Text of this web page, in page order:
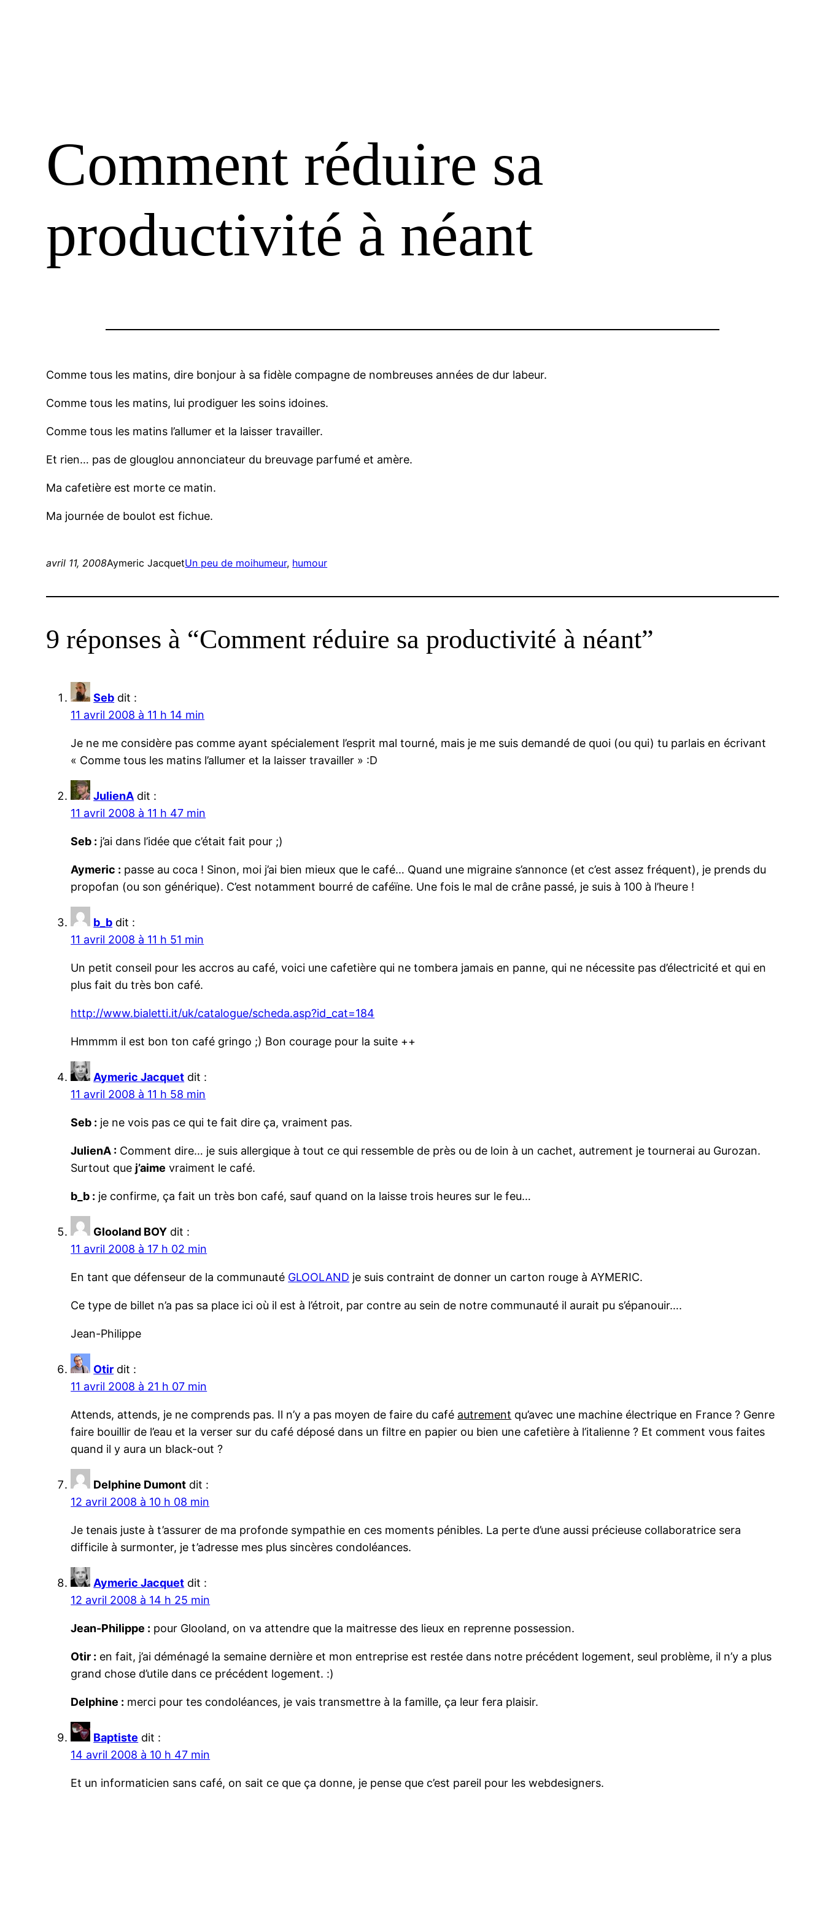
Comment réduire sa
productivité à néant
Comme tous les matins, dire bonjour à sa fidèle compagne de nombreuses années de dur labeur.
Comme tous les matins, lui prodiguer les soins idoines.
Comme tous les matins l’allumer et la laisser travailler.
Et rien… pas de glouglou annonciateur du breuvage parfumé et amère.
Ma cafetière est morte ce matin.
Ma journée de boulot est fichue.
avril 11, 2008Aymeric JacquetUn peu de moihumeur, humour
9 réponses à “Comment réduire sa productivité à néant”
Seb dit :
11 avril 2008 à 11 h 14 min
Je ne me considère pas comme ayant spécialement l’esprit mal tourné, mais je me suis demandé de quoi (ou qui) tu parlais en écrivant
« Comme tous les matins l’allumer et la laisser travailler » :D
JulienA dit :
11 avril 2008 à 11 h 47 min
Seb : j’ai dans l’idée que c’était fait pour ;)
Aymeric : passe au coca ! Sinon, moi j’ai bien mieux que le café… Quand une migraine s’annonce (et c’est assez fréquent), je prends du
propofan (ou son générique). C’est notamment bourré de caféïne. Une fois le mal de crâne passé, je suis à 100 à l’heure !
b_b dit :
11 avril 2008 à 11 h 51 min
Un petit conseil pour les accros au café, voici une cafetière qui ne tombera jamais en panne, qui ne nécessite pas d’électricité et qui en
plus fait du très bon café.
http://www.bialetti.it/uk/catalogue/scheda.asp?id_cat=184
Hmmmm il est bon ton café gringo ;) Bon courage pour la suite ++
Aymeric Jacquet dit :
11 avril 2008 à 11 h 58 min
Seb : je ne vois pas ce qui te fait dire ça, vraiment pas.
JulienA : Comment dire… je suis allergique à tout ce qui ressemble de près ou de loin à un cachet, autrement je tournerai au Gurozan.
Surtout que j’aime vraiment le café.
b_b : je confirme, ça fait un très bon café, sauf quand on la laisse trois heures sur le feu…
Glooland BOY dit :
11 avril 2008 à 17 h 02 min
En tant que défenseur de la communauté GLOOLAND je suis contraint de donner un carton rouge à AYMERIC.
Ce type de billet n’a pas sa place ici où il est à l’étroit, par contre au sein de notre communauté il aurait pu s’épanouir….
Jean-Philippe
Otir dit :
11 avril 2008 à 21 h 07 min
Attends, attends, je ne comprends pas. Il n’y a pas moyen de faire du café autrement qu’avec une machine électrique en France ? Genre
faire bouillir de l’eau et la verser sur du café déposé dans un filtre en papier ou bien une cafetière à l’italienne ? Et comment vous faites
quand il y aura un black-out ?
Delphine Dumont dit :
12 avril 2008 à 10 h 08 min
Je tenais juste à t’assurer de ma profonde sympathie en ces moments pénibles. La perte d’une aussi précieuse collaboratrice sera
difficile à surmonter, je t’adresse mes plus sincères condoléances.
Aymeric Jacquet dit :
12 avril 2008 à 14 h 25 min
Jean-Philippe : pour Glooland, on va attendre que la maitresse des lieux en reprenne possession.
Otir : en fait, j’ai déménagé la semaine dernière et mon entreprise est restée dans notre précédent logement, seul problème, il n’y a plus
grand chose d’utile dans ce précédent logement. :)
Delphine : merci pour tes condoléances, je vais transmettre à la famille, ça leur fera plaisir.
Baptiste dit :
14 avril 2008 à 10 h 47 min
Et un informaticien sans café, on sait ce que ça donne, je pense que c’est pareil pour les webdesigners.